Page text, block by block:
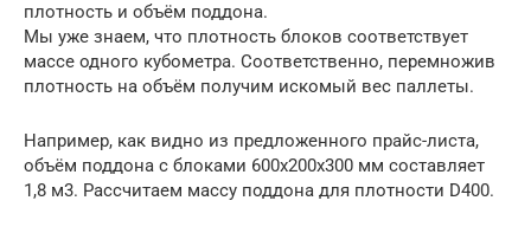
плотность и объём поддона.
Мы уже знаем, что плотность блоков соответствует
массе одного кубометра. Соответственно, перемножив
плотность на объём получим искомый вес паллеты.
Например, как видно из предложенного прайс-листа,
объём поддона с блоками 600х200х300 мм составляет
1,8 м3. Рассчитаем массу поддона для плотности D400.